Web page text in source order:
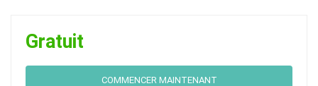
Gratuit
COMMENCER MAINTENANT